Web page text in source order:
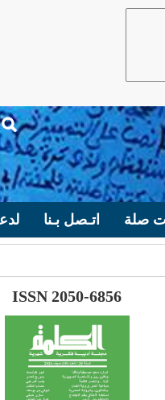
صلة اتـصل بـنا
ISSN 2050-6856